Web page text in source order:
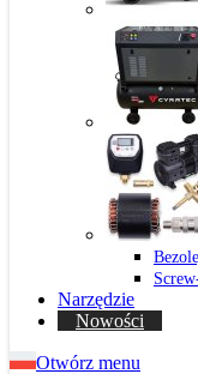
Narzędzie
Nowości
Otwórz menu